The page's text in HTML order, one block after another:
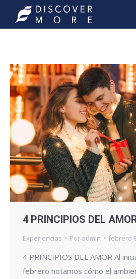
4 PRINCIPIOS DEL
Experiencias Por admin febrero
4 PRINCIPIOS DEL AMOR Al
febrero notamos cómo el